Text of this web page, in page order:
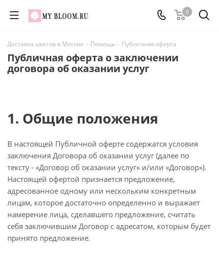
0
Доставка цветов в Москве - Помощь - Публичная оферта
Публичная оферта о заключении
договора об оказании услуг
1. Общие положения
В настоящей Публичной оферте содержатся условия
заключения Договора об оказании услуг (далее по
тексту - «Договор об оказании услуг» и/или «Договор»).
Настоящей офертой признается предложение,
адресованное одному или нескольким конкретным
лицам, которое достаточно определенно и выражает
намерение лица, сделавшего предложение, считать
себя заключившим Договор с адресатом, которым будет
принято предложение.